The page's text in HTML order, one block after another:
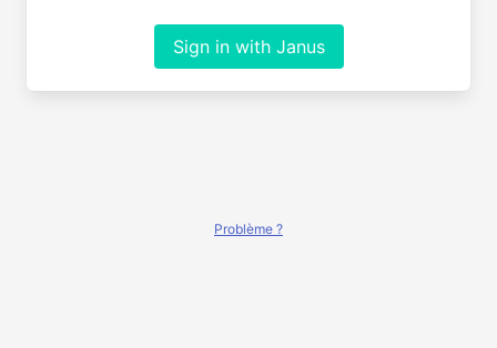
Sign in with Janus
Problème ?